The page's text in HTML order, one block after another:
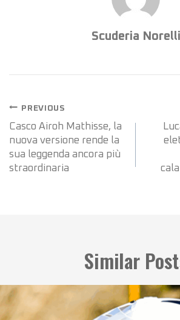
Scuderia Norelli
PREVIOUS
Casco Airoh Mathisse, la
nuova versione rende la
sua leggenda ancora più
straordinaria
Similar